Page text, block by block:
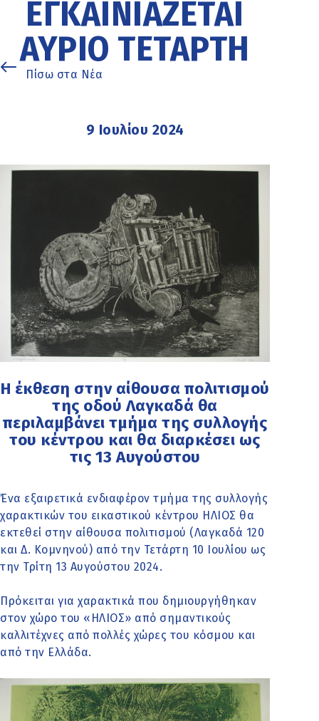
ΕΓΚΑΙΝΙΆΖΕΤΑΙ
ΑΎΡΙΟ ΤΕΤΆΡΤΗ
Πίσω στα Νέα
9 Ιουλίου 2024
Η έκθεση στην αίθουσα πολιτισμού
της οδού Λαγκαδά θα
περιλαμβάνει τμήμα της συλλογής
του κέντρου και θα διαρκέσει ως
τις 13 Αυγούστου
Ένα εξαιρετικά ενδιαφέρον τμήμα της συλλογής
χαρακτικών του εικαστικού κέντρου ΗΛΙΟΣ θα
εκτεθεί στην αίθουσα πολιτισμού (Λαγκαδά 120
και Δ. Κομνηνού) από την Τετάρτη 10 Ιουλίου ως
την Τρίτη 13 Αυγούστου 2024.
Πρόκειται για χαρακτικά που δημιουργήθηκαν
στον χώρο του «ΗΛΙΟΣ» από σημαντικούς
καλλιτέχνες από πολλές χώρες του κόσμου και
από την Ελλάδα.